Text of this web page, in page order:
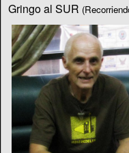
Gringo al SUR